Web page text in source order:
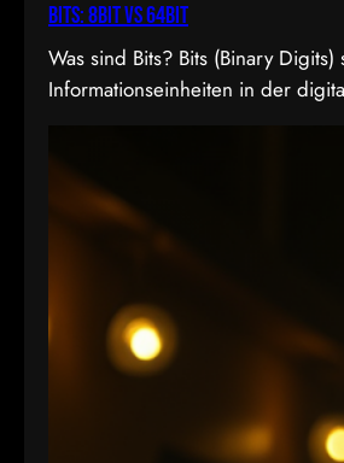
Bits: 8bit vs 64bit
Was sind Bits? Bits (Binary
Informationseinheiten in der
Farbdarstellung und
Tiefe eine entscheidende Rolle.
werden.…